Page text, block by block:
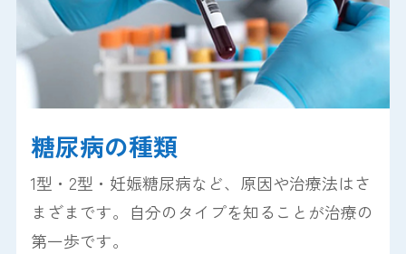
糖尿病の種類
1型・2型・妊娠糖尿病など、原因や治療法はさ
まざまです。自分のタイプを知ることが治療の
第一歩です。